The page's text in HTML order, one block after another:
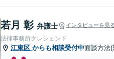
若月 彰 弁護士 インタビューを見
法律事務所クレシェンド
江東区 からも相談受付中面談方法